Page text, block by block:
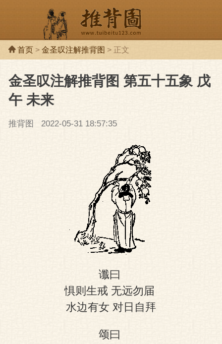
推背图
推背
首页> 金圣叹注解推背图 > 正文
金圣叹注解推背图 第五十五象 戊
午 未来
推背图 2022-05-31 18:57:35
谶曰
惧则生戒 无远勿届
水边有女 对日自拜
颂曰